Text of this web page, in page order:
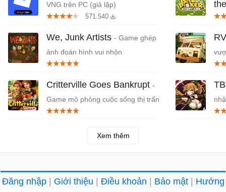
VNG trên PC (giả lập)
571.540
We, Junk Artists - Game ghép
ảnh đoán hình vui nhộn
Critterville Goes Bankrupt -
Game mô phỏng cuộc sống thị trấn
1
Xem thêm
Đăng nhập Giới thiệu Điều khoản Bảo mật Hướng